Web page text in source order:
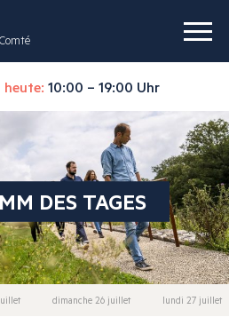
10:00 – 19:00 Uhr
DES TAGES
dimanche 26 juillet lundi 27 juillet